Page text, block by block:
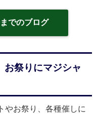
でのブログ
お祭りにマジシャ
やお祭り、各種催しに